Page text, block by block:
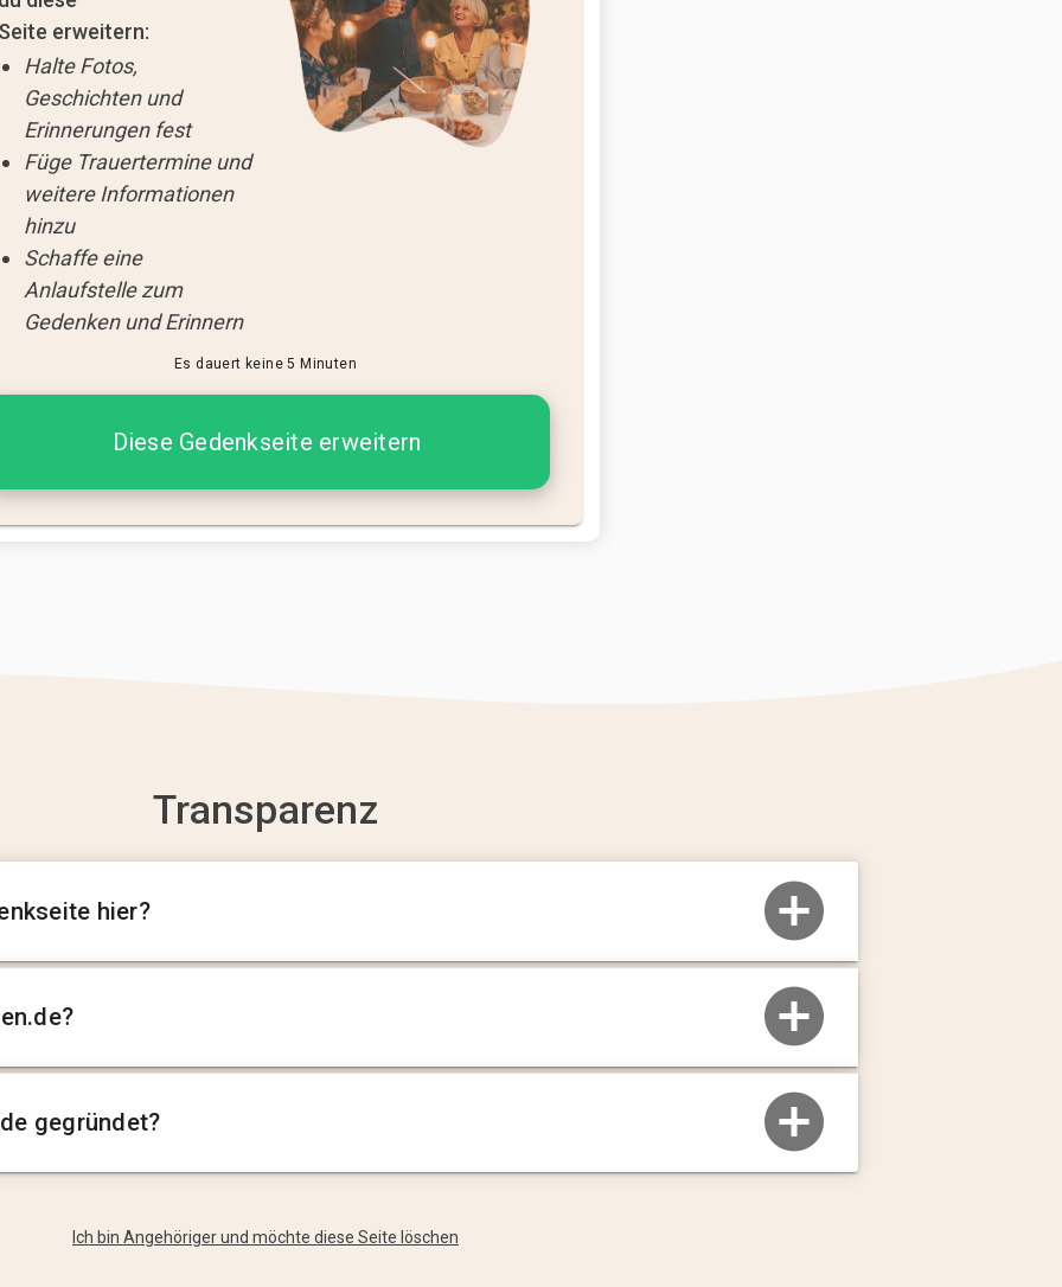
erweitern:
Halte Fotos,
Geschichten und
Erinnerungen fest
Füge Trauertermine und
weitere Informationen
hinzu
Schaffe eine
Anlaufstelle zum
Gedenken und Erinnern
Es dauert keine 5 Minuten
Diese Gedenkseite erweitern
Transparenz
hier?
gegründet?
Ich bin Angehöriger und möchte diese Seite löschen